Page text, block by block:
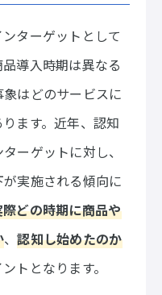
ターゲットとして
導入時期は異なる
はどのサービスに
ます。近年、認知
ーゲットに対し、
実施される傾向に
どの時期に商品や
、認知し始めたのか
トとなります。